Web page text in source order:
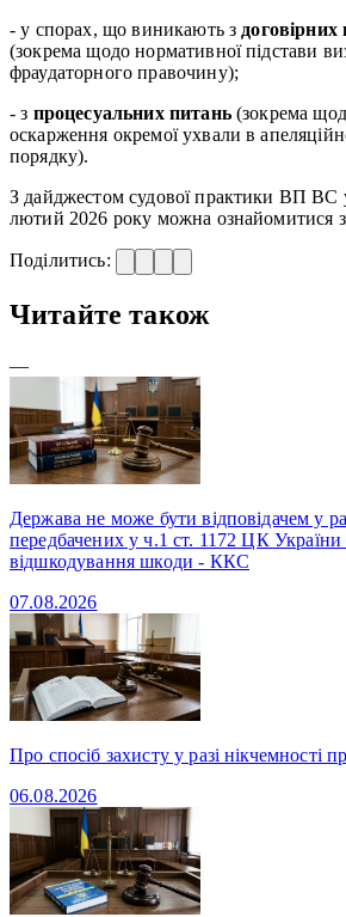
- у спорах, що виникають з договірних
(зокрема щодо нормативної підстави
фраудаторного правочину);
- з процесуальних питань(зокрема
оскарження окремої ухвали в
порядку).
З дайджестом судової практики ВП ВС
лютий 2026 року можна ознайомитися
Поділитись:
Читайте також
—
Держава не може бути відповідачем у
передбачених у ч.1 ст. 1172 ЦК України
відшкодування шкоди - ККС
07.08.2026
Про спосіб захисту у разі
06.08.2026